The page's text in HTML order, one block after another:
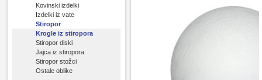
Kovinski izdelki
Izdelki iz vate
Stiropor
Krogle iz stiropora
Stiropor diski
Jajca iz stiropora
Stiropor stožci
Ostale oblike